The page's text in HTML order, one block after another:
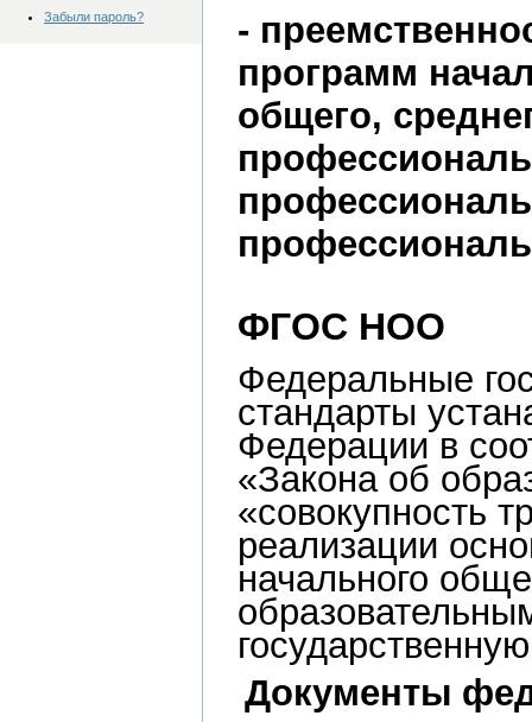
-
программ
общего,
ФГОС НОО
Федеральные
стандарты
Федерации в
«Закона об
«совокупность
реализации
начального
Документы
Забыли пароль?